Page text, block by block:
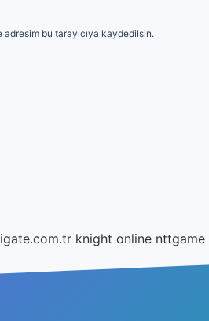
adresim bu tarayıcıya kaydedilsin.
knight online nttgame